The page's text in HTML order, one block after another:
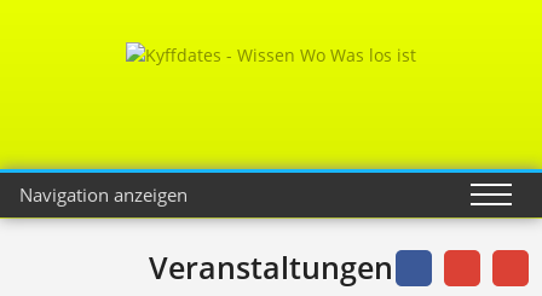
Navigation anzeigen
Veranstaltungen